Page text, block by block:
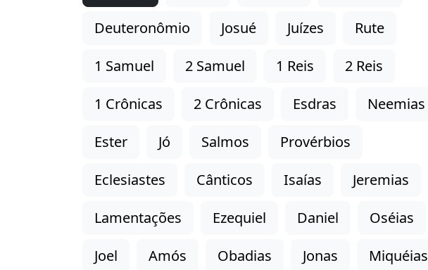
Deuteronômio
Josué Juízes
Rute
1 Samuel
2 Samuel 1 Reis
2 Reis
1 Crônicas
2 Crônicas Esdras
Neemias
Ester
Jó Salmos
Provérbios
Eclesiastes
Cânticos Isaías
Jeremias
Lamentações
Ezequiel Daniel
Oséias
Joel
Amós Obadias Jonas
Miquéias